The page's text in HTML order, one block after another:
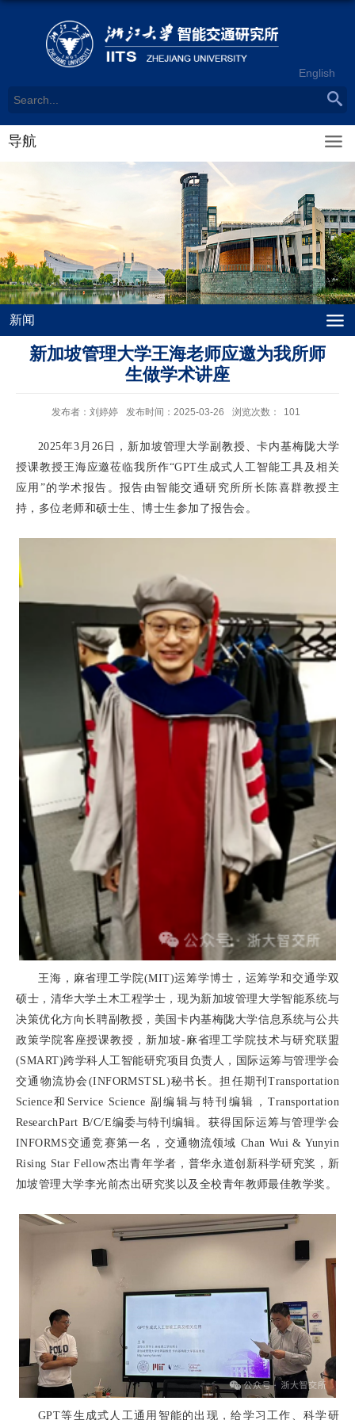
English
导航
新闻
新加坡管理大学王海老师应邀为我所师
生做学术讲座
发布者：刘婷婷 发布时间：2025-03-26 浏览次数： 101
2025年3 月 26 日，新加坡管理大学副教授、卡内基梅陇大学
授课教授王海应邀莅临我所作“GPT生成式人工智能工具及相关
应用”的学术报告。报告由智能交通研究所所长陈喜群教授主
持，多位老师和硕士生、博士生参加了报告会。
王海，麻省理工学院(MIT)运筹学博士，运筹学和交通学双
硕士，清华大学土木工程学士，现为新加坡管理大学智能系统与
决策优化方向长聘副教授，美国卡内基梅陇大学信息系统与公共
政策学院客座授课教授，新加坡-麻省理工学院技术与研究联盟
(SMART)跨学科人工智能研究项目负责人，国际运筹与管理学会
交通物流协会 (INFORMSTSL)秘书长。担任期刊Transportation
Science和 Service Science 副编辑与特刊编辑，Transportation
ResearchPart B/C/E编委与特刊编辑。获得国际运筹与管理学会
INFORMS交通竞赛第一名，交通物流领域 Chan Wui & Yunyin
Rising Star Fellow杰出青年学者，普华永道创新科学研究奖，新
加坡管理大学李光前杰出研究奖以及全校青年教师最佳教学奖。
GPT等生成式人工通用智能的出现，给学习工作、科学研